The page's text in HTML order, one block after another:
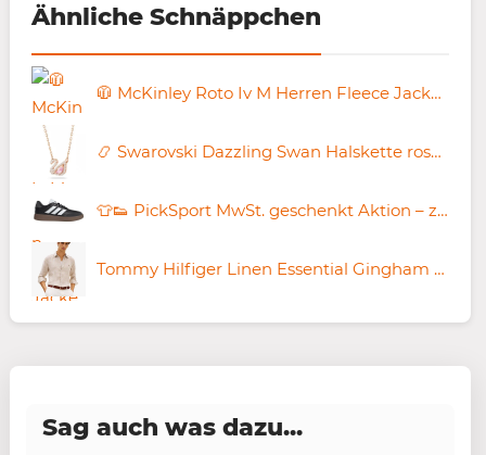
Ähnliche Schnäppchen
🧥 McKinley Roto Iv M Herren Fleece Jacke für 18,59€ (statt 45€)
📿 Swarovski Dazzling Swan Halskette rosévergoldet für 72,23€ (statt 99€)
👕👟 PickSport MwSt. geschenkt Aktion – z.B. adidas Courtblock ab 21€ (statt 34€)
Tommy Hilfiger Linen Essential Gingham Hemd für 83€ (statt 110€)
Sag auch was dazu...